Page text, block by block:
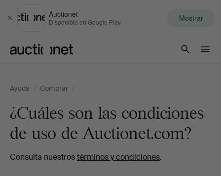
Cerrar
Auctionet
Disponible en Google Play Mostrar
Ayuda / Comprar /
¿Cuáles son las condiciones
de uso de Auctionet.com?
Consulta nuestrostérminos y condiciones.